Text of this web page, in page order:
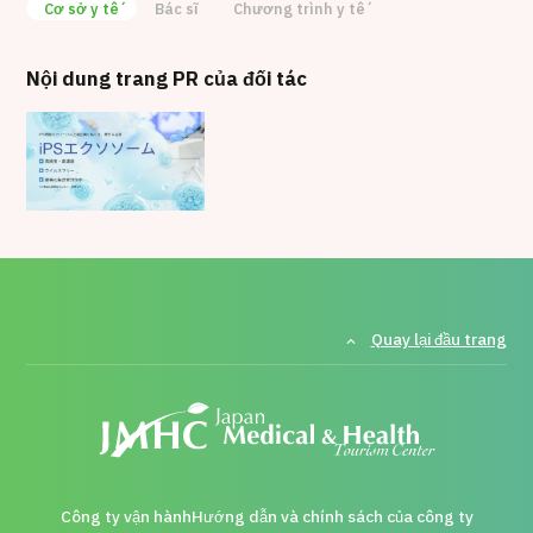
Cơ sở y tế Bác sĩ Chương trình y tế
Nội dung trang PR của đối tác
Quay lại đầu trang
Công ty vận hànhHướng dẫn và chính sách của công ty